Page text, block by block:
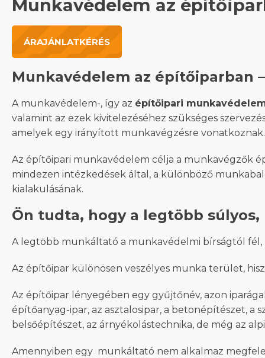
Munkavédelem az
ÁRAJÁNLATKÉRÉS
Munkavédelem az építőiparban
A munkavédelem-, így az építőipari
valamint az ezek kivitelezéséhez szükséges
amelyek egy irányított munkavégzésre vonatkoznak.
Az építőipari munkavédelem célja a munkavégzők
mindezen intézkedések által, a különböző
kialakulásának.
Ön tudta, hogy a legtöbb
A legtöbb munkáltató a munkavédelmi bírságtól
Az építőipar különösen veszélyes munka terület,
Az építőipar lényegében egy gyűjtőnév, azon
építőanyag-ipar, az asztalosipar, a betonépítészet, a
belsőépítészet, az árnyékolástechnika, de még az
Amennyiben egy munkáltató nem alkalmaz